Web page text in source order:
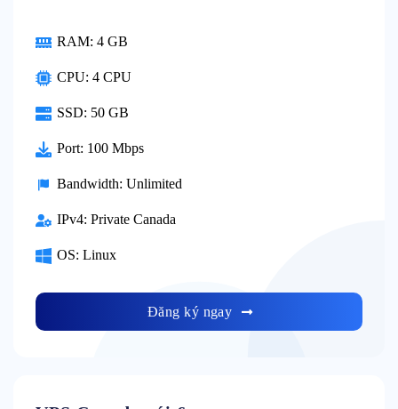
RAM: 4 GB
CPU: 4 CPU
SSD: 50 GB
Port: 100 Mbps
Bandwidth: Unlimited
IPv4: Private Canada
OS: Linux
Đăng ký ngay